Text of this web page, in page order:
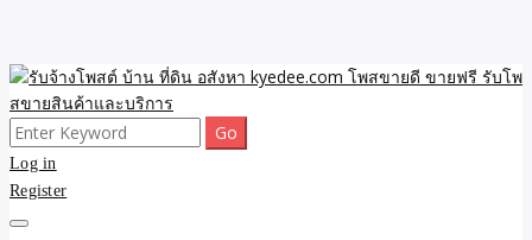
Skip
to
content
รับจ้างโพสต์ บ้าน ที่ดิน
อสังหา kyedee.com โพส
ขายดี โพสประกาศขายสินค้าฟรี บ้าน ที่ดิน อสังหา รับโพสต์ประกาศขาย
ของ รับรองผล ดีที่สุดถูกที่สุด ติดหน้าแรกกูเกืล
Search
for:
Log in
Register